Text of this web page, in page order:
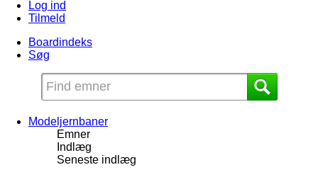
Log ind
Tilmeld
Boardindeks
Søg
Modeljernbaner
Emner
Indlæg
Seneste indlæg